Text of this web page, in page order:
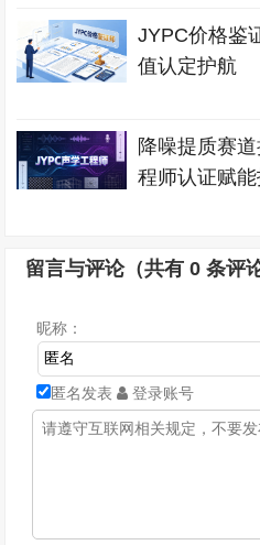
JYPC价格
值认定护航
降噪提质赛
程师认证赋
留言与评论（共有0 条评
昵称：
匿名发表 登录账号